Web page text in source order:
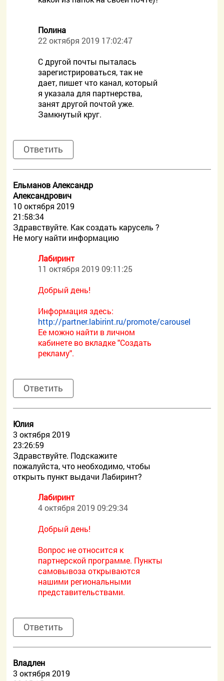
Полина
22 октября 2019 17:02:47
С другой почты пыталась
зарегистрироваться, так не
дает, пишет что канал, который
я указала для партнерства,
занят другой почтой уже.
Замкнутый круг.
Ответить
Ельманов Александр
Александрович
10 октября 2019
21:58:34
Здравствуйте. Как создать карусель ?
Не могу найти информацию
Лабиринт
11 октября 2019 09:11:25
Добрый день!
Информация здесь:
http://partner.labirint.ru/promote/carousel
Ее можно найти в личном
кабинете во вкладке "Создать
рекламу".
Ответить
Юлия
3 октября 2019
23:26:59
Здравствуйте. Подскажите
пожалуйста, что необходимо, чтобы
открыть пункт выдачи Лабиринт?
Лабиринт
4 октября 2019 09:29:34
Добрый день!
Вопрос не относится к
партнерской программе. Пункты
самовывоза открываются
нашими региональными
представительствами.
Ответить
Владлен
3 октября 2019